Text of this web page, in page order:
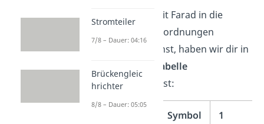
Wie du die Einheit Farad in die
anderen Größenordnungen
kannst, haben wir dir in
Tabelle
zusammengefasst:
Symbol
1
Stromteiler
7/8 – Dauer: 04:16
Brückengleic
hrichter
8/8 – Dauer: 05:05